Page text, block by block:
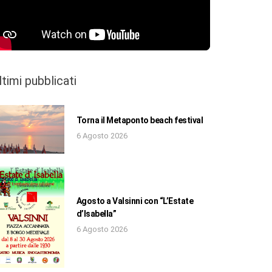
pubblicati
Torna il Metaponto beach festival
6 Agosto 2026
Agosto a Valsinni con “L’Estate
d’Isabella”
6 Agosto 2026